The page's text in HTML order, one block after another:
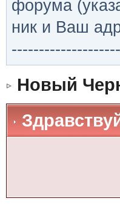
форума
ник и Ваш
Новый